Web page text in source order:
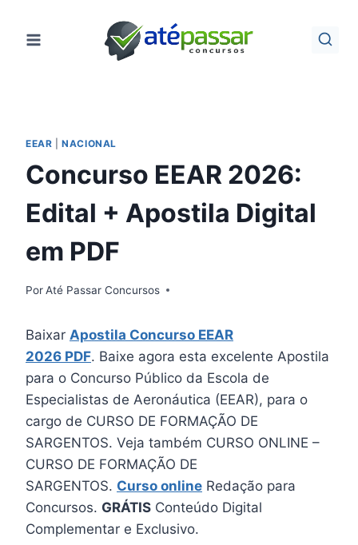
para
EEAR |NACIONAL
Concurso EEAR 2026:
Edital + Apostila Digital
em PDF
PorAté Passar Concursos
Baixar Apostila Concurso EEAR
2026 PDF. Baixe agora esta excelente Apostila
para o Concurso Público da Escola de
Especialistas de Aeronáutica (EEAR), para o
cargo de CURSO DE FORMAÇÃO DE
SARGENTOS. Veja também CURSO ONLINE –
CURSO DE FORMAÇÃO DE
SARGENTOS. Curso online Redação para
Concursos. GRÁTIS Conteúdo Digital
Complementar e Exclusivo.